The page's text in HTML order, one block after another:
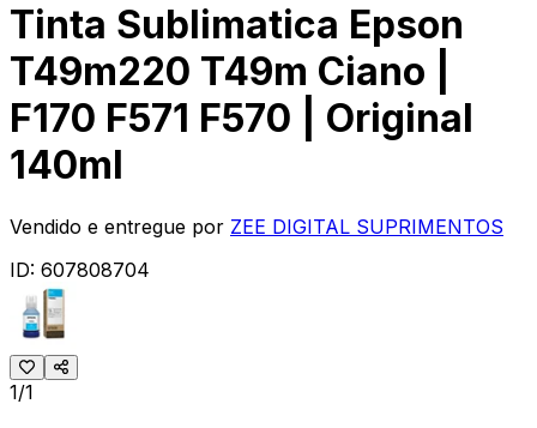
Tinta Sublimatica Epson
T49m220 T49m Ciano |
F170 F571 F570 | Original
140ml
Vendido e entregue por ZEE DIGITAL SUPRIMENTOS
ID: 607808704
1/1